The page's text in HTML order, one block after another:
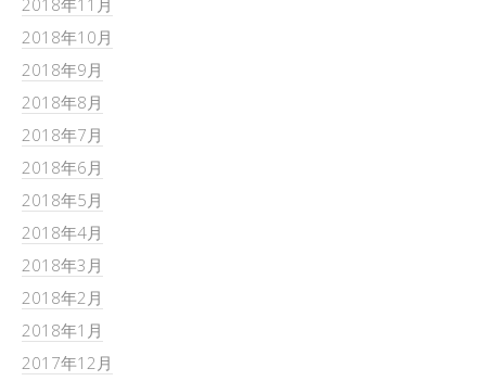
2018年11月
2018年10月
2018年9月
2018年8月
2018年7月
2018年6月
2018年5月
2018年4月
2018年3月
2018年2月
2018年1月
2017年12月